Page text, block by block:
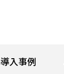
導入事例